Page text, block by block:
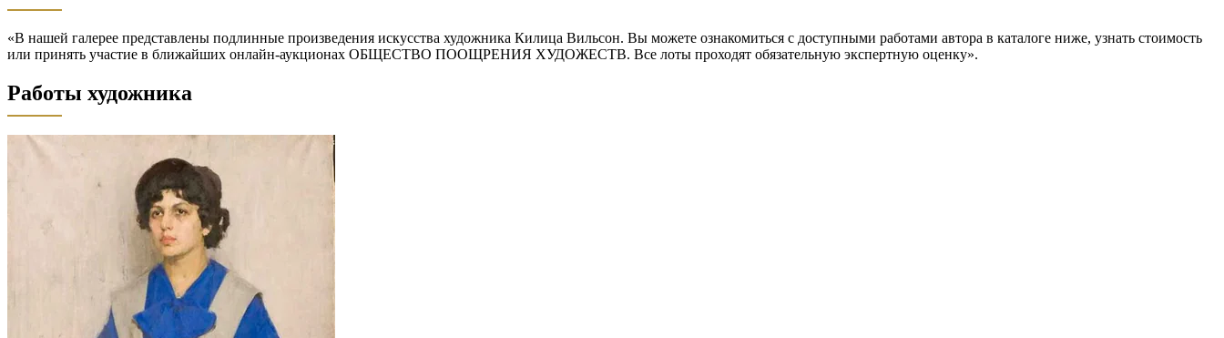
«В нашей галерее представлены подлинные произведения искусства художника Килица Вильсон. Вы можете ознакомиться с доступными работами автора в каталоге ниже, узнать стоимость
или принять участие в ближайших онлайн-аукционах ОБЩЕСТВО ПООЩРЕНИЯ ХУДОЖЕСТВ. Все лоты проходят обязательную экспертную оценку».
Работы художника